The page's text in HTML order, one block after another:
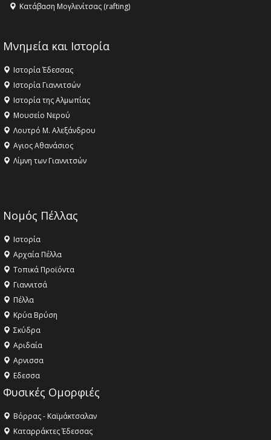
Κατάβαση Μογλενίτσας (rafting)
Μνημεία και Ιστορία
Ιστορία Έδεσσας
Ιστορία Γιαννιτσών
Ιστορία της Αλμωπίας
Μουσείο Νερού
Λουτρό Μ. Αλεξάνδρου
Αγιος Αθανάσιος
Λίμνη των Γιαννιτσών
Νομός Πέλλας
Ιστορία
Αρχαία Πέλλα
Τοπικά Προϊόντα
Γιαννιτσά
Πέλλα
Κρύα Βρύση
Σκύδρα
Αριδαία
Aρνισσα
Eδεσσα
Φυσικές Ομορφιές
Βόρρας - Καϊμάκτσαλαν
Καταρράκτες Έδεσσας